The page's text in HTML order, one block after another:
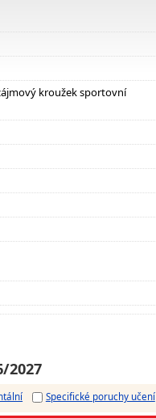
kroužek sportovní
2027
Specifické poruchy učení